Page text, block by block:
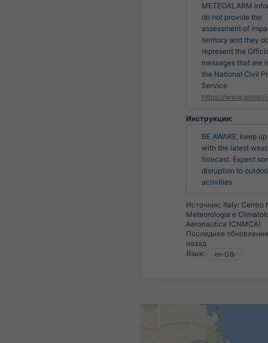
METEOALARM
do not provide the
assessment of
territory and they
represent the
messages that are
the National Civil
Service
https://
Инструкции:
BE AWARE, keep
with the latest
forecast. Expect
disruption to
activities
Источник: Italy: Centro
Meteorologia e
Aeronautica (CNMCA)
Последнее
назад
Язык: